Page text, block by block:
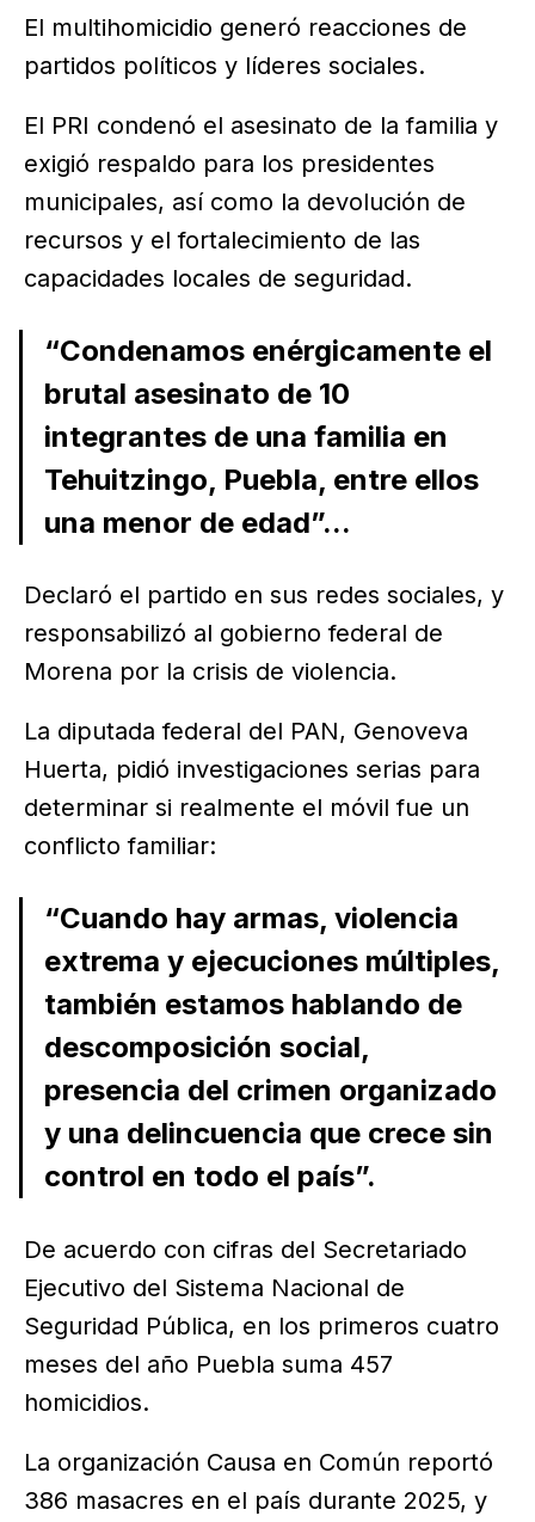
El multihomicidio generó reacciones de
partidos políticos y líderes sociales.
El PRI condenó el asesinato de la familia y
exigió respaldo para los presidentes
municipales, así como la devolución de
recursos y el fortalecimiento de las
capacidades locales de seguridad.
“Condenamos enérgicamente el
brutal asesinato de 10
integrantes de una familia en
Tehuitzingo, Puebla, entre ellos
una menor de edad”...
Declaró el partido en sus redes sociales, y
responsabilizó al gobierno federal de
Morena por la crisis de violencia.
La diputada federal del PAN, Genoveva
Huerta, pidió investigaciones serias para
determinar si realmente el móvil fue un
conflicto familiar:
“Cuando hay armas, violencia
extrema y ejecuciones múltiples,
también estamos hablando de
descomposición social,
presencia del crimen organizado
y una delincuencia que crece sin
control en todo el país”.
De acuerdo con cifras del Secretariado
Ejecutivo del Sistema Nacional de
Seguridad Pública, en los primeros cuatro
meses del año Puebla suma 457
homicidios.
La organización Causa en Común reportó
386 masacres en el país durante 2025, y